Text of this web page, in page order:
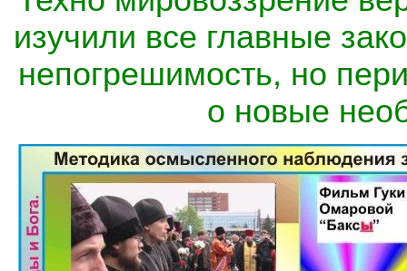
изучили все главные
непогрешимость, но
о новые